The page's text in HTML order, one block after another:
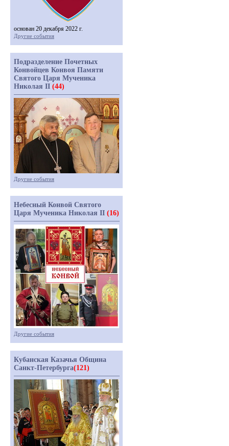
основан 20 декабря 2022 г.
Другие события
Подразделение Почетных
Конвойцев Конвоя Памяти
Святого Царя Мученика
Николая II (44)
Другие события
Небесный Конвой Святого
Царя Мученика Николая II (16)
Другие события
Кубанская Казачья Община
Санкт-Петербурга(121)